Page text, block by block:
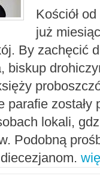
Kościół
już
By zachęcić
biskup
zostały
lokali,
Podobną